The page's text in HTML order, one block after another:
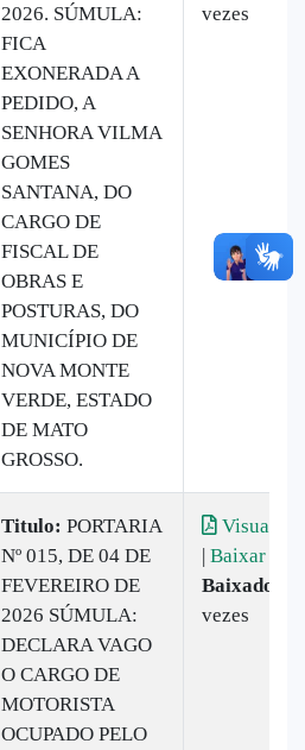
2026. SÚMULA:
FICA
EXONERADA A
PEDIDO, A
SENHORA VILMA
GOMES
SANTANA, DO
CARGO DE
FISCAL DE
OBRAS E
POSTURAS, DO
MUNICÍPIO DE
NOVA MONTE
VERDE, ESTADO
DE MATO
GROSSO.
vezes
Titulo: PORTARIA
Nº 015, DE 04 DE
FEVEREIRO DE
2026 SÚMULA:
DECLARA VAGO
O CARGO DE
MOTORISTA
OCUPADO PELO
| Baixar
Baixado:
vezes